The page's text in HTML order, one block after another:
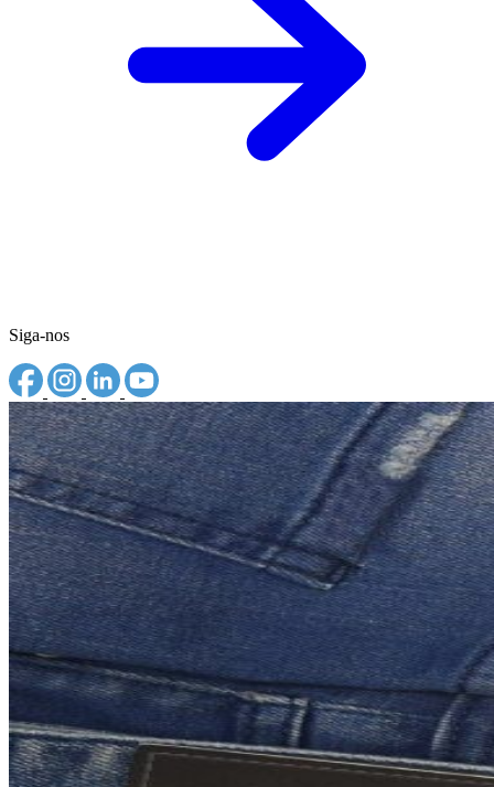
Siga-nos